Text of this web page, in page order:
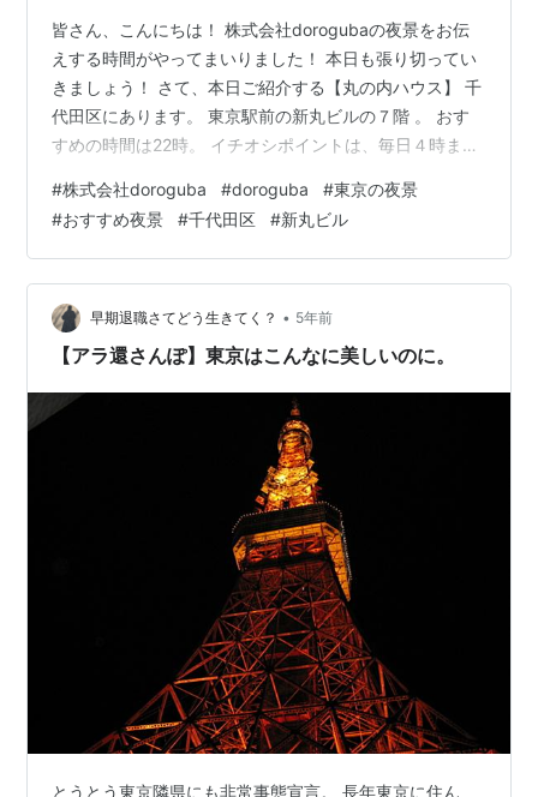
皆さん、こんにちは！ 株式会社dorogubaの夜景をお伝
えする時間がやってまいりました！ 本日も張り切ってい
きましょう！ さて、本日ご紹介する【丸の内ハウス】 千
代田区にあります。 東京駅前の新丸ビルの７階 。 おす
すめの時間は22時。 イチオシポイントは、毎日４時まで
るこの夜景。 お時間のある時にいかがでしょうか？ 株式
会社dorogubaがお伝えしました！
#株式会社doroguba #doroguba #東京の夜景
#おすすめ夜景 #千代田区 #新丸ビル
早期退職さてどう生きてく？ • 5年前
【アラ還さんぽ】東京はこんなに美しいのに。
とうとう東京隣県にも非常事態宣言。 長年東京に住ん